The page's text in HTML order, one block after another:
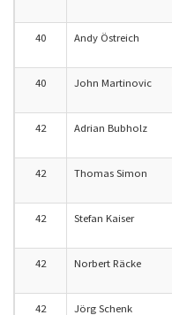
40 Andy Östreich
40 John Martinovic
42 Adrian Bubholz
42 Thomas Simon
42 Stefan Kaiser
42 Norbert Räcke
42 Jörg Schenk